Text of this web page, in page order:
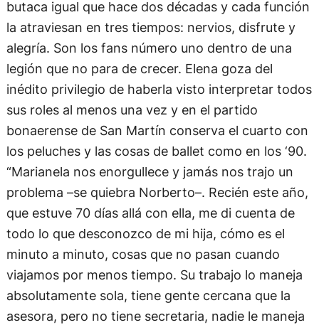
butaca igual que hace dos décadas y cada función
la atraviesan en tres tiempos: nervios, disfrute y
alegría. Son los fans número uno dentro de una
legión que no para de crecer. Elena goza del
inédito privilegio de haberla visto interpretar todos
sus roles al menos una vez y en el partido
bonaerense de San Martín conserva el cuarto con
los peluches y las cosas de ballet como en los ‘90.
“Marianela nos enorgullece y jamás nos trajo un
problema –se quiebra Norberto–. Recién este año,
que estuve 70 días allá con ella, me di cuenta de
todo lo que desconozco de mi hija, cómo es el
minuto a minuto, cosas que no pasan cuando
viajamos por menos tiempo. Su trabajo lo maneja
absolutamente sola, tiene gente cercana que la
asesora, pero no tiene secretaria, nadie le maneja